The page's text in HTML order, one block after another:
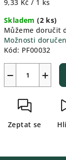
9,33 Kč / 1 ks
Skladem(2 ks)
Můžeme doručit
Možnosti
Kód: PF00032
+
−
Zeptat se